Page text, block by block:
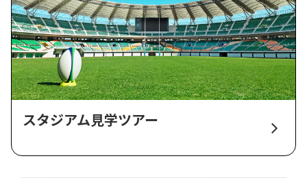
スタジアム見学ツアー